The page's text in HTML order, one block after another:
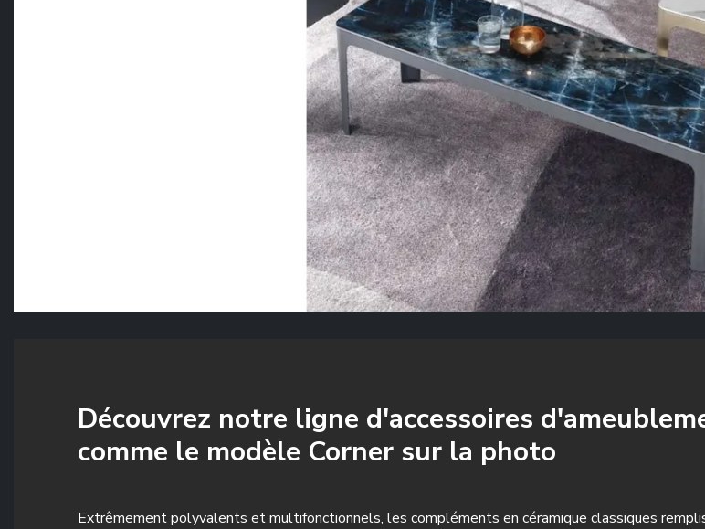
Découvrez notre ligne d'accessoires
comme le modèle Corner sur la photo
Extrêmement polyvalents et multifonctionnels, les compléments en céramique classiques